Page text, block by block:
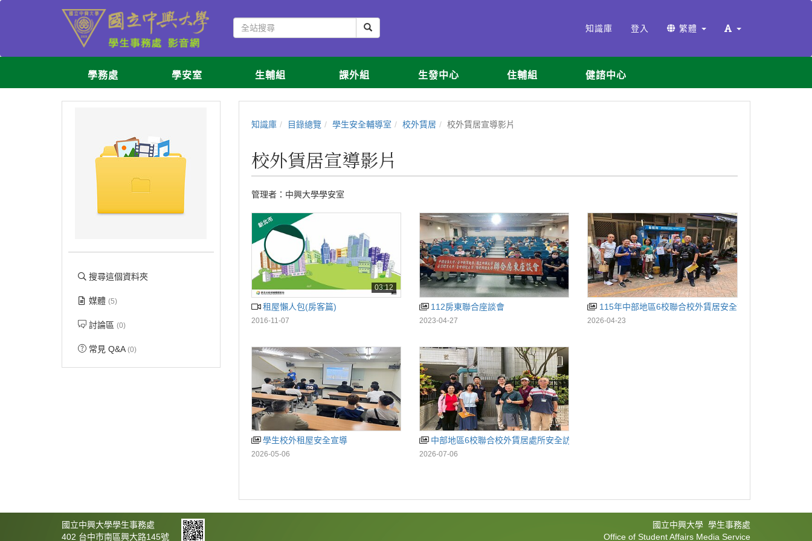
知識庫 登入 繁體
學務處 學安室 生輔組 課外組 生發中心 住輔組 健諮中心
搜尋這個資料夾
媒體(5)
討論區(0)
常見 Q&A(0)
知識庫 目錄總覽 學生安全輔導室 校外賃居 校外賃居宣導影片
校外賃居宣導影片
管理者： 中興大學學安室
03:12
租屋懶人包(房客篇)
2016-11-07
112房東聯合座談會
2023-04-27
115年中部地區6校聯合校外賃居安全訪視
2026-04-23
學生校外租屋安全宣導
2026-05-06
中部地區6校聯合校外賃居處所安全訪視
2026-07-06
國立中興大學 學生事務處
Office of Student Affairs Media Service
國立中興大學學生事務處
402 台中市南區興大路145號